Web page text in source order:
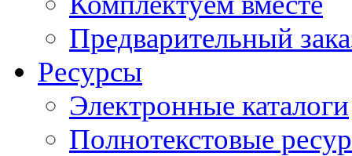
Предварительный
Ресурсы
Электронные каталоги
Полнотекстовые